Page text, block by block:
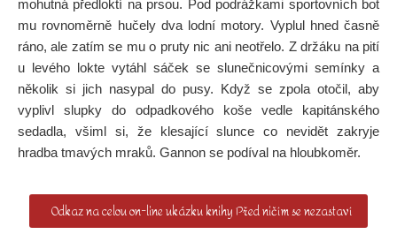
mohutná předloktí na prsou. Pod podrážkami sportovních bot
mu rovnoměrně hučely dva lodní motory. Vyplul hned časně
ráno, ale zatím se mu o pruty nic ani neotřelo. Z držáku na pití
u levého lokte vytáhl sáček se slunečnicovými semínky a
několik si jich nasypal do pusy. Když se zpola otočil, aby
vyplivl slupky do odpadkového koše vedle kapitánského
sedadla, všiml si, že klesající slunce co nevidět zakryje
hradba tmavých mraků. Gannon se podíval na hloubkoměr.
Odkaz na celou on-line ukázku knihy Před ničím se nezastaví